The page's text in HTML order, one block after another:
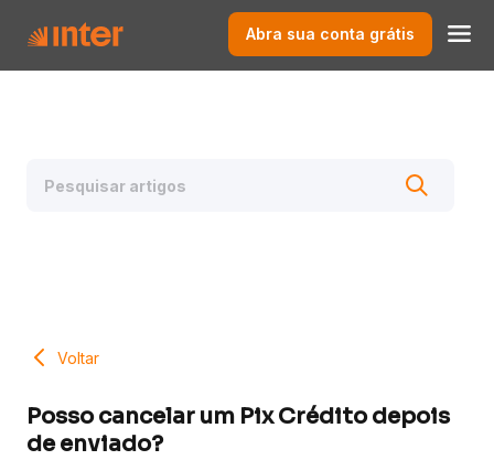
Abra sua conta grátis
Voltar
Posso cancelar um Pix Crédito depois
de enviado?